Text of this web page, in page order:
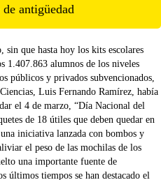
de antigüedad
que hasta hoy los kits escolares
1.407.863 alumnos de los niveles
públicos y privados subvencionados,
Luis Fernando Ramírez, había
el 4 de marzo, “Día Nacional del
de 18 útiles que deben quedar en
iniciativa lanzada con bombos y
el peso de las mochilas de los
una importante fuente de
últimos tiempos se han destacado el